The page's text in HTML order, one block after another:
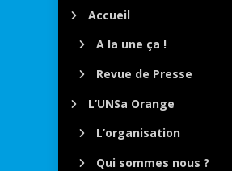
Accueil
A la une ça !
Revue de Presse
L’UNSa Orange
L’organisation
Qui sommes nous ?